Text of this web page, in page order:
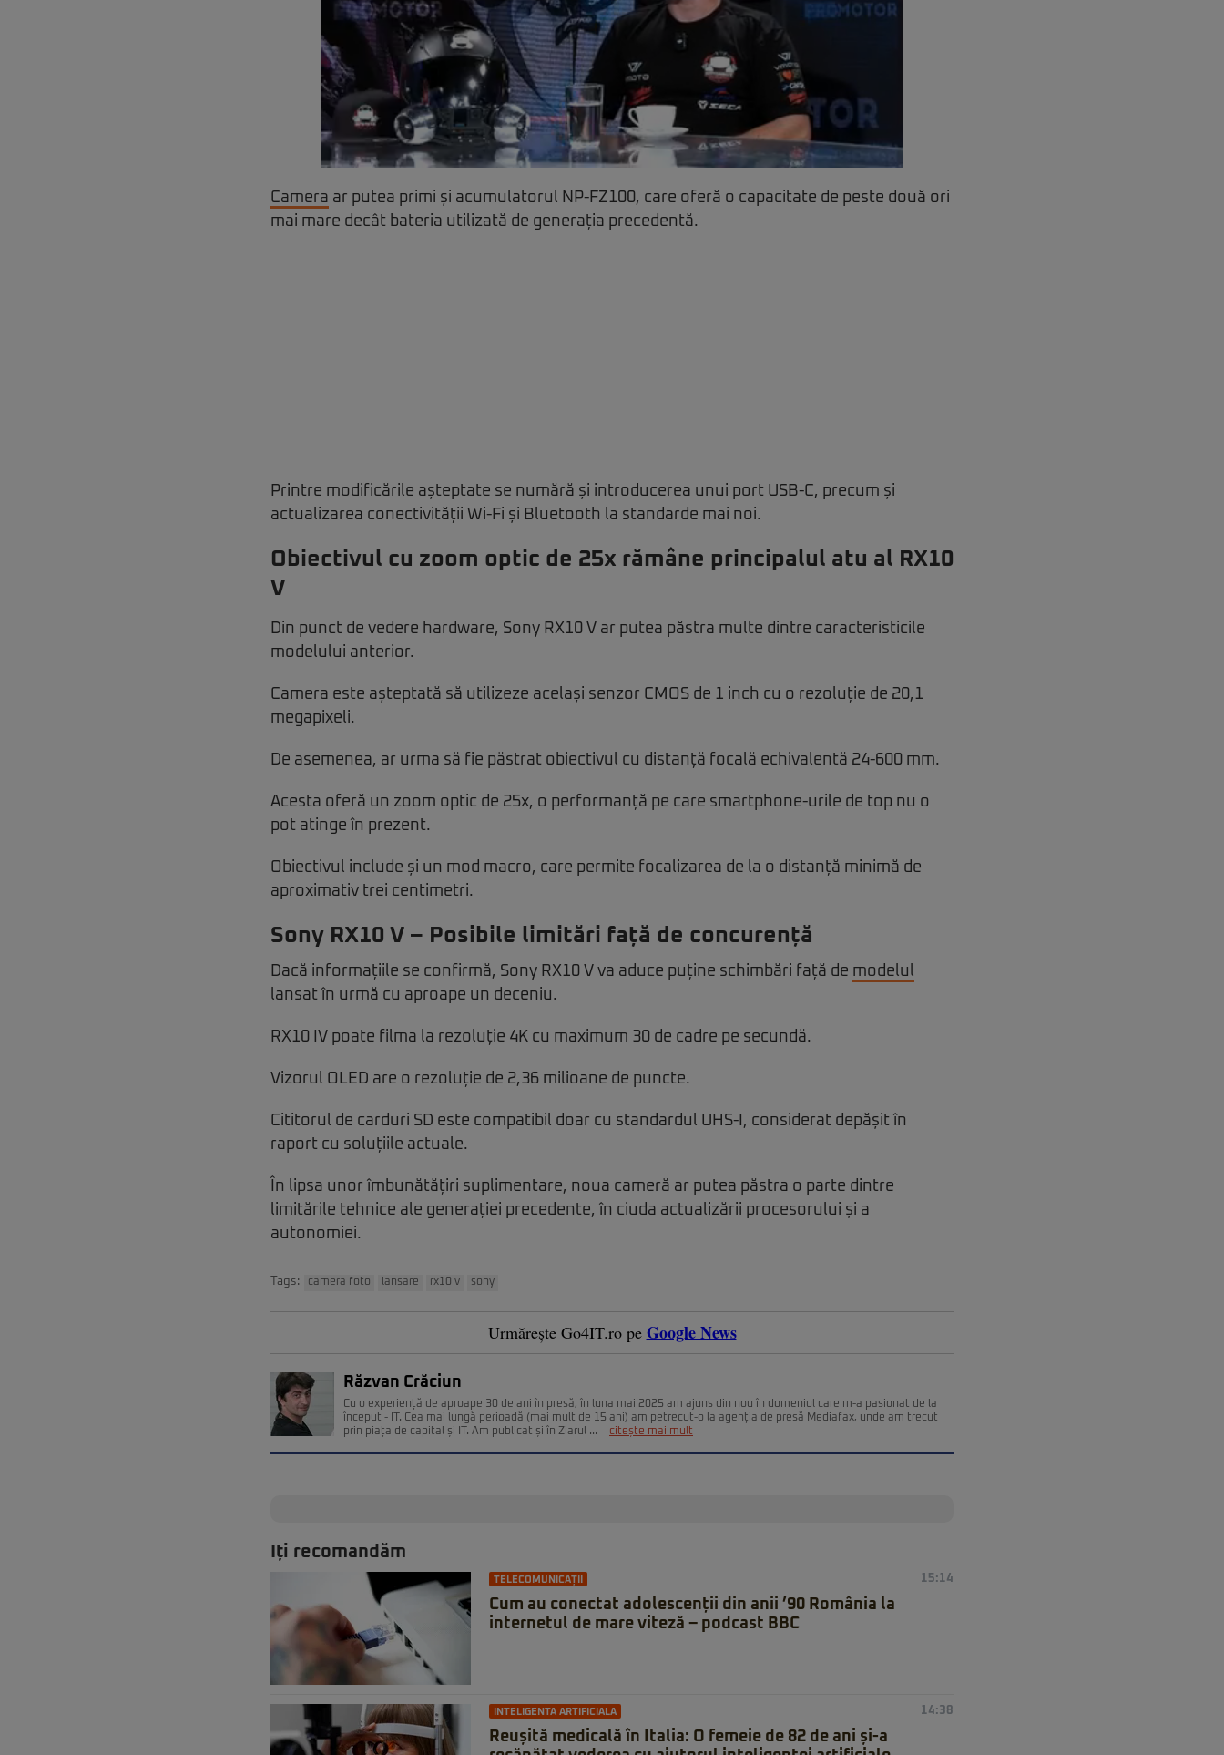
Camera ar putea primi și acumulatorul NP-FZ100, care oferă o capacitate de peste două ori
mai mare decât bateria utilizată de generația precedentă.
Printre modificările așteptate se numără și introducerea unui port USB-C, precum și
actualizarea conectivității Wi-Fi și Bluetooth la standarde mai noi.
Obiectivul cu zoom optic de 25x rămâne principalul atu al RX10
V
Din punct de vedere hardware, Sony RX10 V ar putea păstra multe dintre caracteristicile
modelului anterior.
Camera este așteptată să utilizeze același senzor CMOS de 1 inch cu o rezoluție de 20,1
megapixeli.
De asemenea, ar urma să fie păstrat obiectivul cu distanță focală echivalentă 24-600 mm.
Acesta oferă un zoom optic de 25x, o performanță pe care smartphone-urile de top nu o
pot atinge în prezent.
Obiectivul include și un mod macro, care permite focalizarea de la o distanță minimă de
aproximativ trei centimetri.
Sony RX10 V – Posibile limitări față de concurență
Dacă informațiile se confirmă, Sony RX10 V va aduce puține schimbări față de modelul
lansat în urmă cu aproape un deceniu.
RX10 IV poate filma la rezoluție 4K cu maximum 30 de cadre pe secundă.
Vizorul OLED are o rezoluție de 2,36 milioane de puncte.
Cititorul de carduri SD este compatibil doar cu standardul UHS-I, considerat depășit în
raport cu soluțiile actuale.
În lipsa unor îmbunătățiri suplimentare, noua cameră ar putea păstra o parte dintre
limitările tehnice ale generației precedente, în ciuda actualizării procesorului și a
autonomiei.
Tags: camera foto lansare rx10 v sony
Urmărește Go4IT.ro pe Google News
Răzvan Crăciun
Cu o experiență de aproape 30 de ani în presă, în luna mai 2025 am ajuns din nou în domeniul care m-a pasionat de la
început - IT. Cea mai lungă perioadă (mai mult de 15 ani) am petrecut-o la agenția de presă Mediafax, unde am trecut
prin piața de capital și IT. Am publicat și în Ziarul ...
citește mai mult
Iți recomandăm
TELECOMUNICAȚII 15:14
Cum au conectat adolescenții din anii ’90 România la
internetul de mare viteză – podcast BBC
INTELIGENTA ARTIFICIALA 14:38
Reușită medicală în Italia: O femeie de 82 de ani și-a